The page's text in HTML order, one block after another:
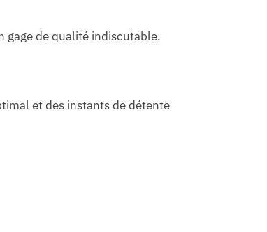
gage de qualité indiscutable.
et des instants de détente